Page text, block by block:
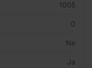
1005
0
Ne
Ja